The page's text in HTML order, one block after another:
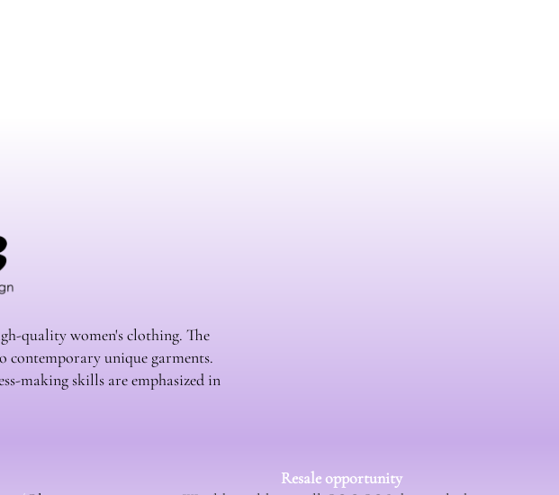
quality women's clothing. The
contemporary unique garments.
making skills are emphasized in
Resale opportunity